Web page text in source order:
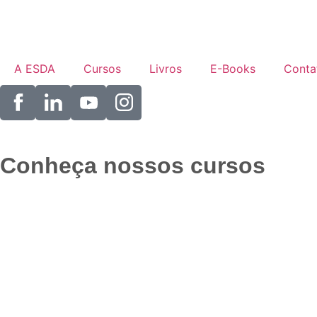
A ESDA Cursos Livros E-Books
Conheça nossos cursos